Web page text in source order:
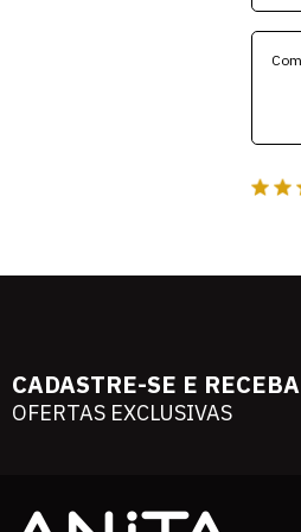
CADASTRE-SE E RECEBA
OFERTAS EXCLUSIVAS